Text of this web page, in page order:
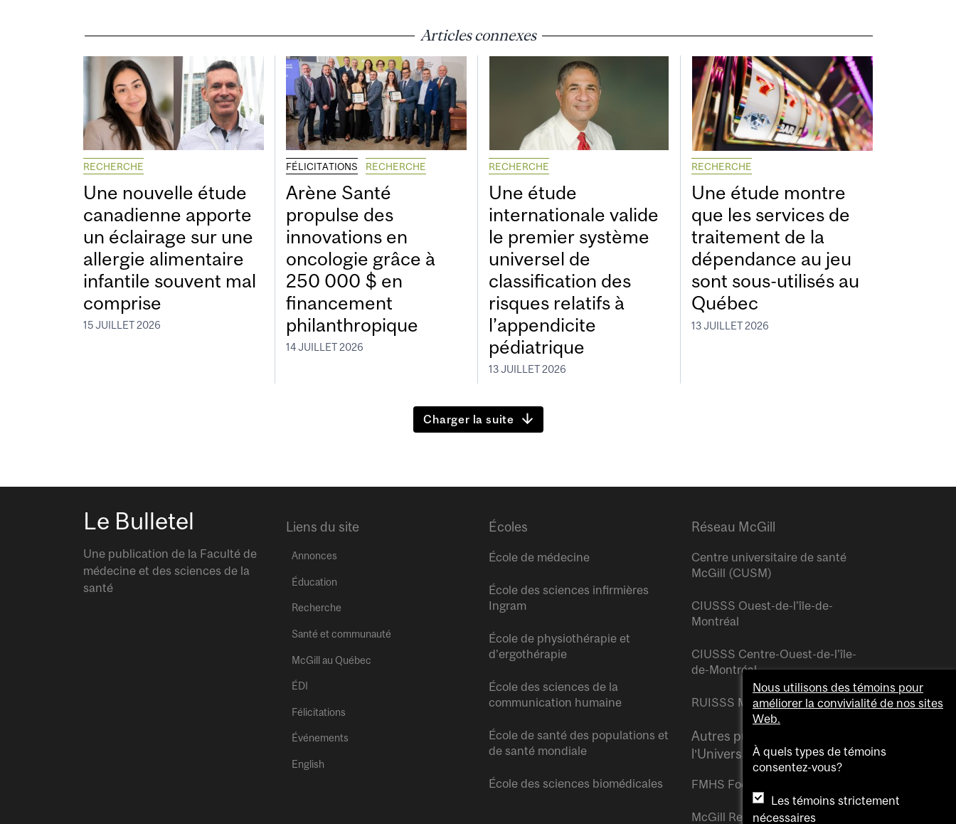
Articles connexes
RECHERCHE
Une nouvelle étude
canadienne apporte
un éclairage sur une
allergie alimentaire
infantile souvent mal
comprise
15 JUILLET 2026
FÉLICITATIONS RECHERCHE
Arène Santé
propulse des
innovations en
oncologie grâce à
250 000 $ en
financement
philanthropique
14 JUILLET 2026
RECHERCHE
Une étude
internationale valide
le premier système
universel de
classification des
risques relatifs à
l’appendicite
pédiatrique
13 JUILLET 2026
RECHERCHE
Une étude montre
que les services de
traitement de la
dépendance au jeu
sont sous-utilisés au
Québec
13 JUILLET 2026
Charger la suite
Le Bulletel
Une publication de la Faculté de
médecine et des sciences de la
santé
Liens du site
Annonces
Éducation
Recherche
Santé et communauté
McGill au Québec
ÉDI
Félicitations
Événements
English
Écoles
École de médecine
École des sciences infirmières
Ingram
École de physiothérapie et
d’ergothérapie
École des sciences de la
communication humaine
École de santé des populations et
de santé mondiale
École des sciences biomédicales
Réseau McGill
Centre universitaire de santé
McGill (CUSM)
CIUSSS Ouest-de-l’île-de-
Montréal
CIUSSS Centre-Ouest-de-l’île-
de-Montréal
RUISSS McGill
Autres publications de
l’Université McGill
FMHS Focus
McGill Reporter
Nous utilisons des témoins pour
améliorer la convivialité de nos sites
Web.
À quels types de témoins
consentez-vous?
Les témoins strictement
nécessaires